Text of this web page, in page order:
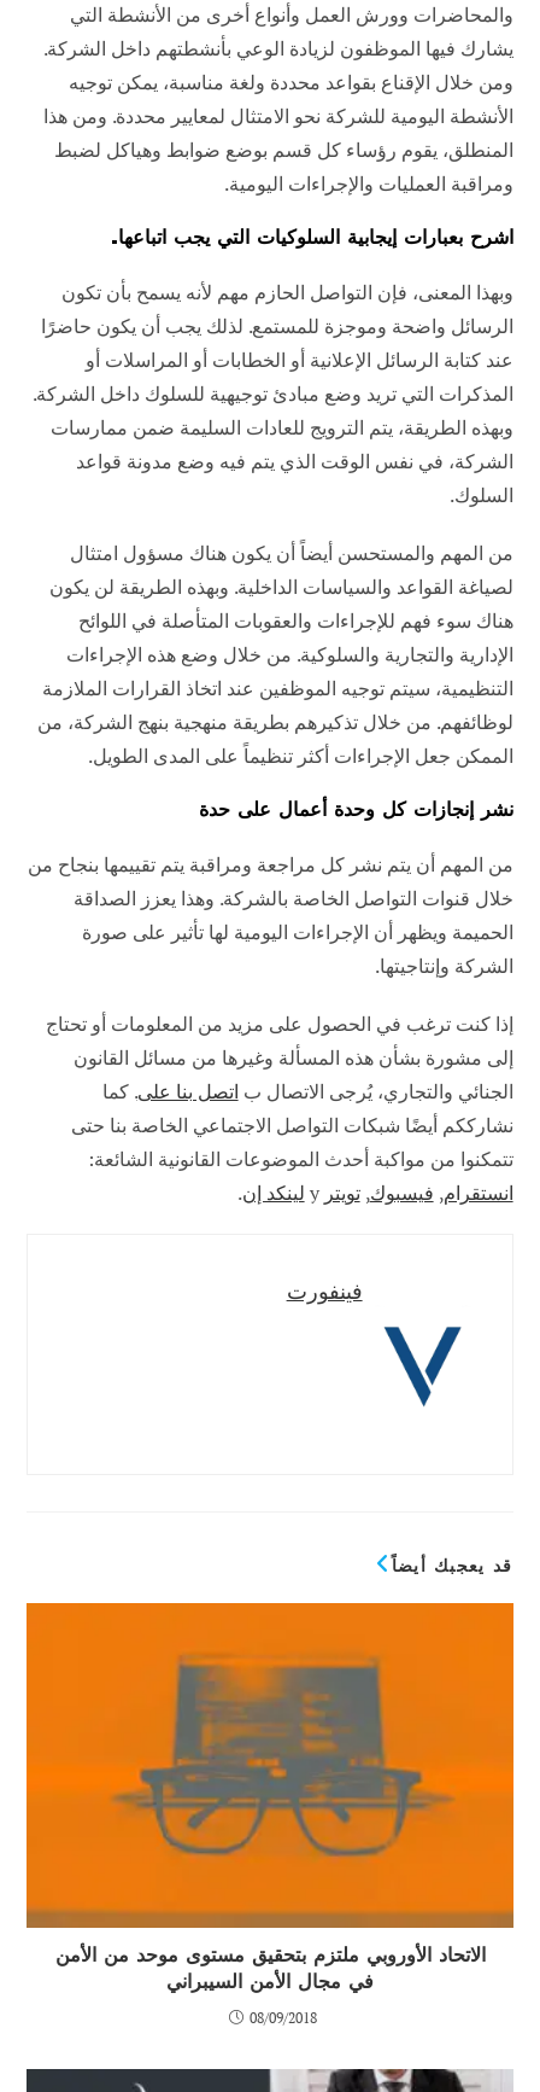
والمحاضرات وورش العمل وأنواع أخرى من الأنشطة التي
يشارك فيها الموظفون لزيادة الوعي بأنشطتهم داخل الشركة.
ومن خلال الإقناع بقواعد محددة ولغة مناسبة، يمكن توجيه
الأنشطة اليومية للشركة نحو الامتثال لمعايير محددة. ومن هذا
المنطلق، يقوم رؤساء كل قسم بوضع ضوابط وهياكل لضبط
ومراقبة العمليات والإجراءات اليومية.
اشرح بعبارات إيجابية السلوكيات التي يجب اتباعها.
وبهذا المعنى، فإن التواصل الحازم مهم لأنه يسمح بأن تكون
الرسائل واضحة وموجزة للمستمع. لذلك يجب أن يكون حاضرًا
عند كتابة الرسائل الإعلانية أو الخطابات أو المراسلات أو
المذكرات التي تريد وضع مبادئ توجيهية للسلوك داخل الشركة.
وبهذه الطريقة، يتم الترويج للعادات السليمة ضمن ممارسات
الشركة، في نفس الوقت الذي يتم فيه وضع مدونة قواعد
السلوك.
من المهم والمستحسن أيضاً أن يكون هناك مسؤول امتثال
لصياغة القواعد والسياسات الداخلية. وبهذه الطريقة لن يكون
هناك سوء فهم للإجراءات والعقوبات المتأصلة في اللوائح
الإدارية والتجارية والسلوكية. من خلال وضع هذه الإجراءات
التنظيمية، سيتم توجيه الموظفين عند اتخاذ القرارات الملازمة
لوظائفهم. من خلال تذكيرهم بطريقة منهجية بنهج الشركة، من
الممكن جعل الإجراءات أكثر تنظيماً على المدى الطويل.
نشر إنجازات كل وحدة أعمال على حدة
من المهم أن يتم نشر كل مراجعة ومراقبة يتم تقييمها بنجاح من
خلال قنوات التواصل الخاصة بالشركة. وهذا يعزز الصداقة
الحميمة ويظهر أن الإجراءات اليومية لها تأثير على صورة
الشركة وإنتاجيتها.
إذا كنت ترغب في الحصول على مزيد من المعلومات أو تحتاج
إلى مشورة بشأن هذه المسألة وغيرها من مسائل القانون
الجنائي والتجاري، يُرجى الاتصال ب اتصل بنا على. كما
نشارككم أيضًا شبكات التواصل الاجتماعي الخاصة بنا حتى
تتمكنوا من مواكبة أحدث الموضوعات القانونية الشائعة:
انستقرام, فيسبوك,تويتر y لينكد إن.
فينفورت
قد يعجبك أيضاً
الاتحاد الأوروبي ملتزم بتحقيق مستوى موحد من الأمن
في مجال الأمن السيبراني
08/09/2018